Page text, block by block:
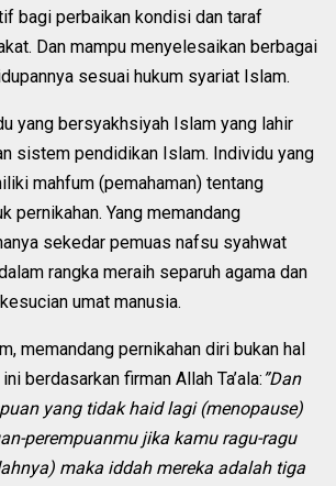
bagi perbaikan kondisi dan taraf
Dan mampu menyelesaikan berbagai
sesuai hukum syariat Islam.
yang bersyakhsiyah Islam yang lahir
sistem pendidikan Islam. Individu yang
mahfum (pemahaman) tentang
pernikahan. Yang memandang
sekedar pemuas nafsu syahwat
rangka meraih separuh agama dan
umat manusia.
memandang pernikahan diri bukan hal
berdasarkan firman Allah Ta’ala:”Dan
yang tidak haid lagi (menopause)
perempuanmu jika kamu ragu-ragu
maka iddah mereka adalah tiga